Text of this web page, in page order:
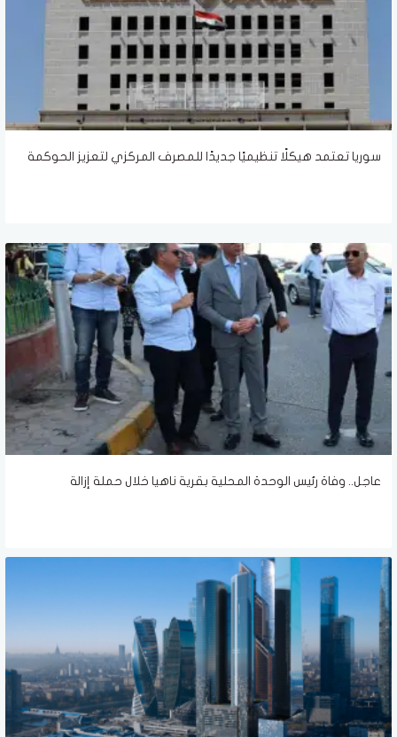
سوريا تعتمد هيكلًا تنظيميًا جديدًا للمصرف المركزي لتعزيز الحوكمة
عاجل.. وفاة رئيس الوحدة المحلية بقرية ناهيا خلال حملة إزالة